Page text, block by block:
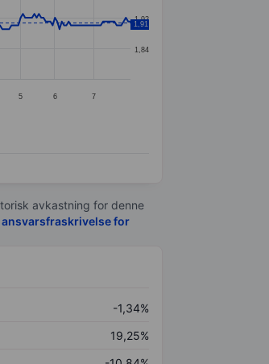
5 6 7
1,84
1,92
1,91
avkastning for denne
for
-1,34%
19,25%